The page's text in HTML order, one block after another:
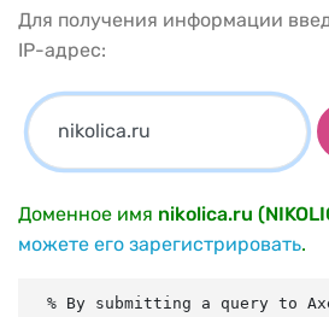
Для получения информации
IP-адрес:
Доменное имя nikolica.ru
можете его зарегистрировать.
% By submitting a query to